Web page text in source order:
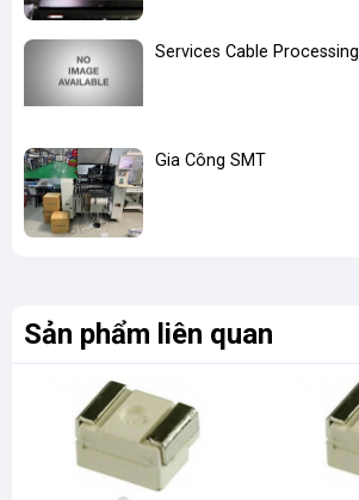
Services Cable Processing
Gia Công SMT
Sản phẩm liên quan